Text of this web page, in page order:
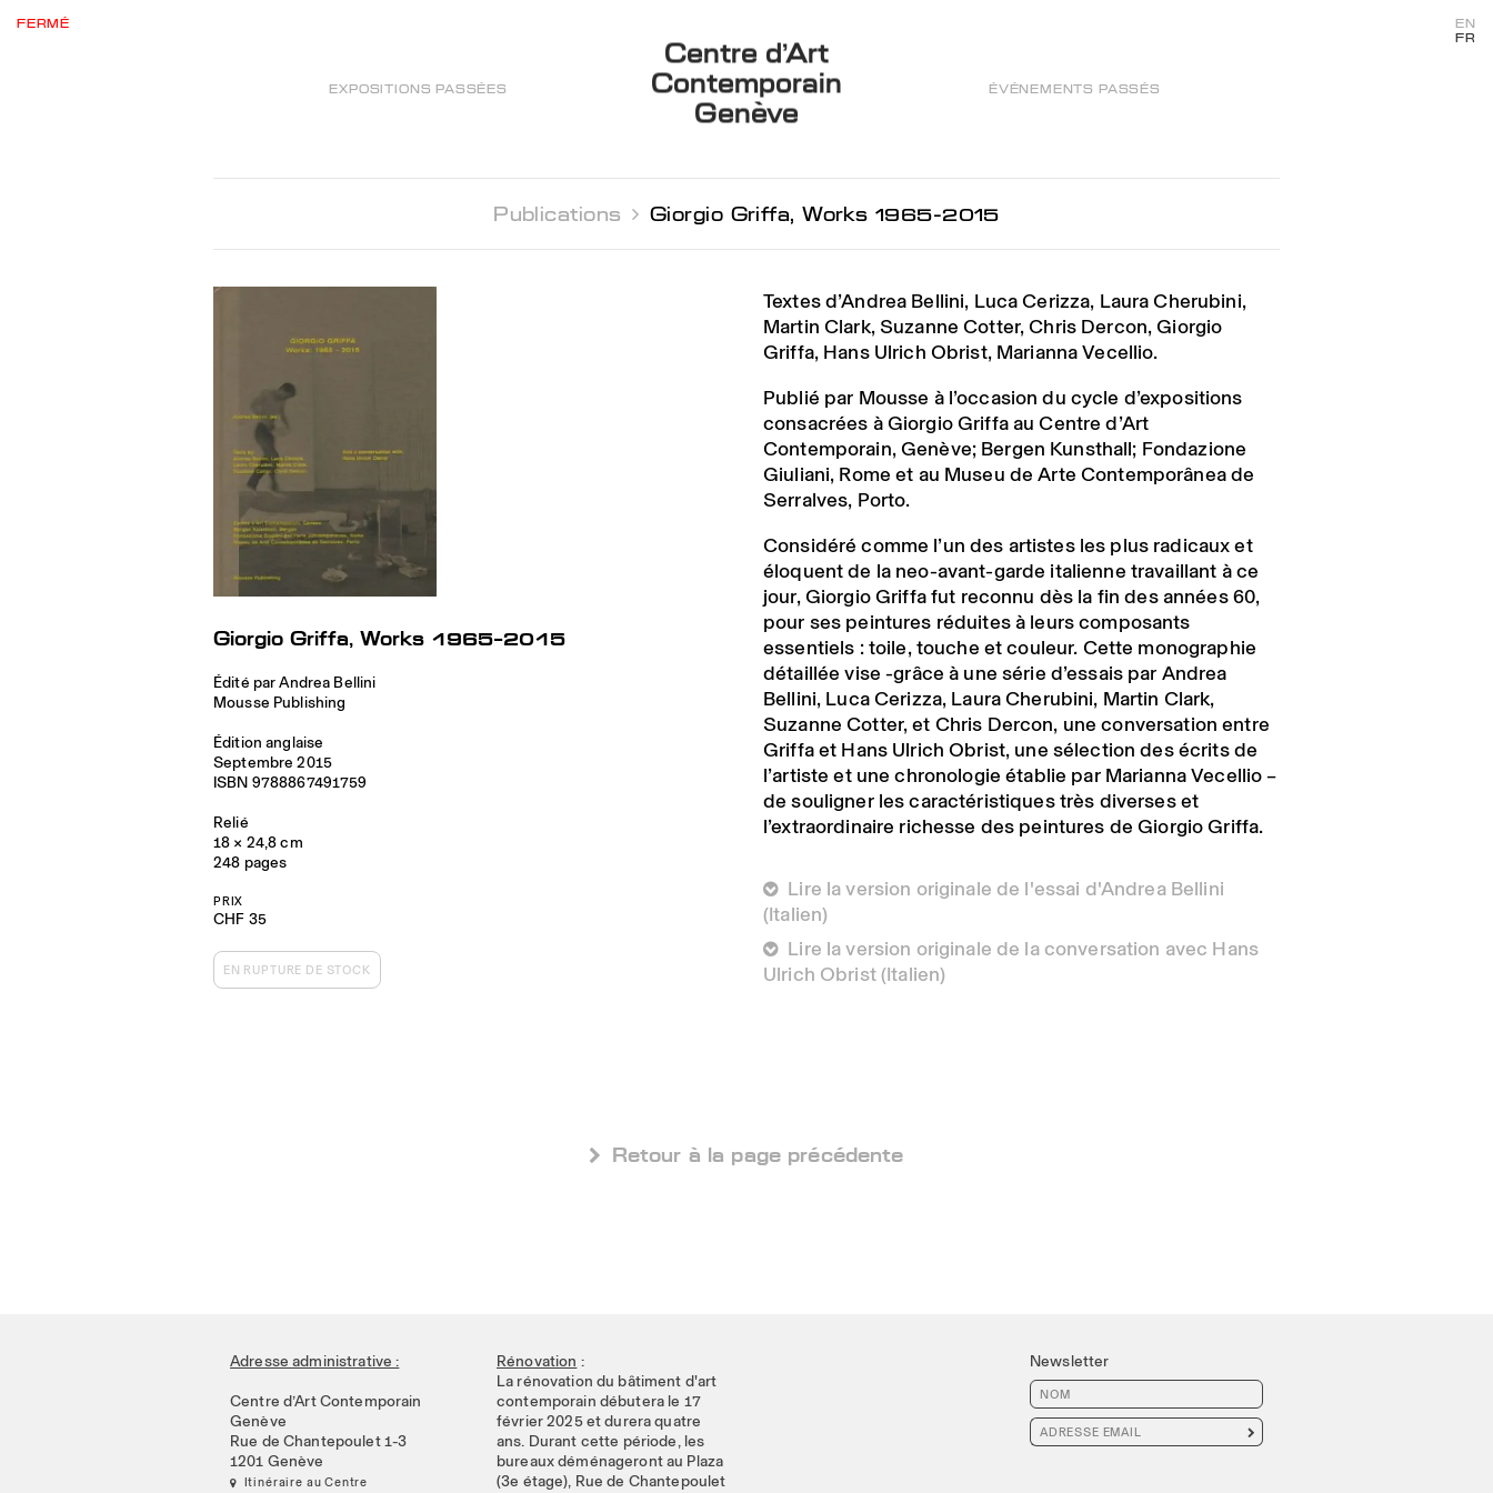
FERMÉ
EXPOSITIONS PASSÉES
Centre d’Art
Contemporain
Genève
ÉVÉNEMENTS PASSÉS
EN
FR
Publications  Giorgio Griffa, Works 1965-2015
Giorgio Griffa, Works 1965-2015
Édité par Andrea Bellini
Mousse Publishing
Édition anglaise
Septembre 2015
ISBN 9788867491759
Relié
18 × 24,8 cm
248 pages
PRIX
CHF 35
EN RUPTURE DE STOCK
Textes d’Andrea Bellini, Luca Cerizza, Laura Cherubini,
Martin Clark, Suzanne Cotter, Chris Dercon, Giorgio
Griffa, Hans Ulrich Obrist, Marianna Vecellio.
Publié par Mousse à l’occasion du cycle d’expositions
consacrées à Giorgio Griffa au Centre d’Art
Contemporain, Genève; Bergen Kunsthall; Fondazione
Giuliani, Rome et au Museu de Arte Contemporânea de
Serralves, Porto.
Considéré comme l’un des artistes les plus radicaux et
éloquent de la neo-avant-garde italienne travaillant à ce
jour, Giorgio Griffa fut reconnu dès la fin des années 60,
pour ses peintures réduites à leurs composants
essentiels : toile, touche et couleur. Cette monographie
détaillée vise -grâce à une série d’essais par Andrea
Bellini, Luca Cerizza, Laura Cherubini, Martin Clark,
Suzanne Cotter, et Chris Dercon, une conversation entre
Griffa et Hans Ulrich Obrist, une sélection des écrits de
l’artiste et une chronologie établie par Marianna Vecellio –
de souligner les caractéristiques très diverses et
l’extraordinaire richesse des peintures de Giorgio Griffa.
 Lire la version originale de l'essai d'Andrea Bellini
(Italien)
 Lire la version originale de la conversation avec Hans
Ulrich Obrist (Italien)
 Retour à la page précédente
Adresse administrative :
Centre d’Art Contemporain
Genève
Rue de Chantepoulet 1-3
1201 Genève
 Itinéraire au Centre
Rénovation :
La rénovation du bâtiment d'art
contemporain débutera le 17
février 2025 et durera quatre
ans. Durant cette période, les
bureaux déménageront au Plaza
(3e étage), Rue de Chantepoulet
Newsletter
